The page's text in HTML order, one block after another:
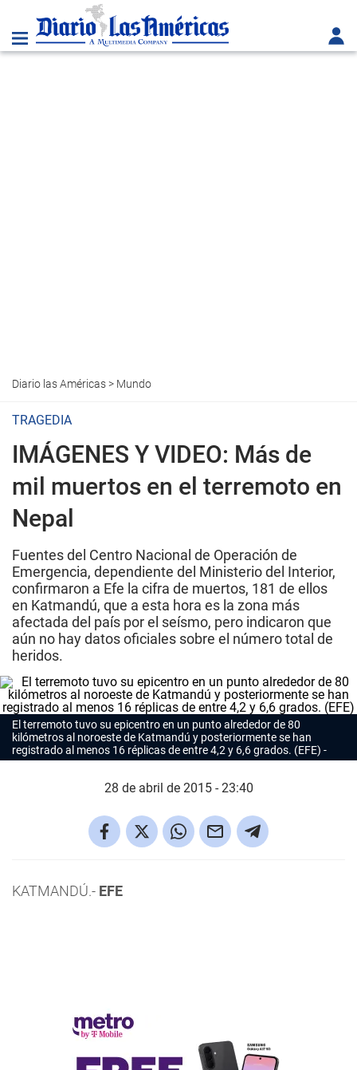
Diario las Américas> Mundo
TRAGEDIA
IMÁGENES Y VIDEO: Más de
mil muertos en el terremoto en
Nepal
Fuentes del Centro Nacional de Operación de
Emergencia, dependiente del Ministerio del Interior,
confirmaron a Efe la cifra de muertos, 181 de ellos
en Katmandú, que a esta hora es la zona más
afectada del país por el seísmo, pero indicaron que
aún no hay datos oficiales sobre el número total de
heridos.
El terremoto tuvo su epicentro en un punto alrededor de 80
kilómetros al noroeste de Katmandú y posteriormente se han
registrado al menos 16 réplicas de entre 4,2 y 6,6 grados. (EFE)
28 de abril de 2015 - 23:40
KATMANDÚ.- EFE